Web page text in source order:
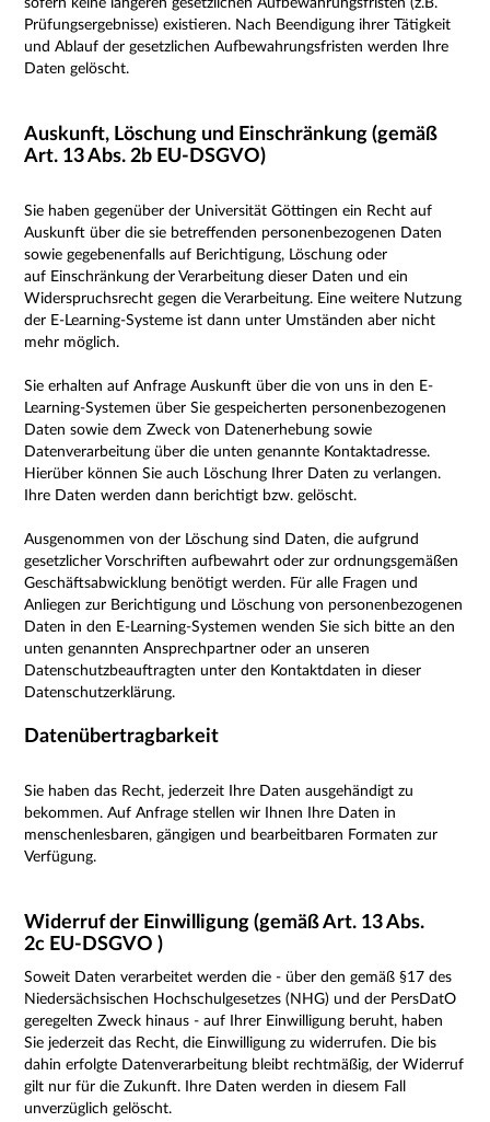
sofern keine längeren gesetzlichen Aufbewahrungsfristen (z.B.
Prüfungsergebnisse) existieren. Nach Beendigung ihrer Tätigkeit
und Ablauf der gesetzlichen Aufbewahrungsfristen werden Ihre
Daten gelöscht.
Auskunft, Löschung und Einschränkung (gemäß
Art. 13 Abs. 2b EU-DSGVO)
Sie haben gegenüber der Universität Göttingen ein Recht auf
Auskunft über die sie betreffenden personenbezogenen Daten
sowie gegebenenfalls auf Berichtigung, Löschung oder
auf Einschränkung der Verarbeitung dieser Daten und ein
Widerspruchsrecht gegen die Verarbeitung. Eine weitere Nutzung
der E-Learning-Systeme ist dann unter Umständen aber nicht
mehr möglich.
Sie erhalten auf Anfrage Auskunft über die von uns in den E-
Learning-Systemen über Sie gespeicherten personenbezogenen
Daten sowie dem Zweck von Datenerhebung sowie
Datenverarbeitung über die unten genannte Kontaktadresse.
Hierüber können Sie auch Löschung Ihrer Daten zu verlangen.
Ihre Daten werden dann berichtigt bzw. gelöscht.
Ausgenommen von der Löschung sind Daten, die aufgrund
gesetzlicher Vorschriften aufbewahrt oder zur ordnungsgemäßen
Geschäftsabwicklung benötigt werden. Für alle Fragen und
Anliegen zur Berichtigung und Löschung von personenbezogenen
Daten in den E-Learning-Systemen wenden Sie sich bitte an den
unten genannten Ansprechpartner oder an unseren
Datenschutzbeauftragten unter den Kontaktdaten in dieser
Datenschutzerklärung.
Datenübertragbarkeit
Sie haben das Recht, jederzeit Ihre Daten ausgehändigt zu
bekommen. Auf Anfrage stellen wir Ihnen Ihre Daten in
menschenlesbaren, gängigen und bearbeitbaren Formaten zur
Verfügung.
Widerruf der Einwilligung (gemäß Art. 13 Abs.
2c EU-DSGVO )
Soweit Daten verarbeitet werden die - über dengemäß §17 des
Niedersächsischen Hochschulgesetzes (NHG) und der PersDatO
geregelten Zweck hinaus -auf Ihrer Einwilligung beruht, haben
Sie jederzeit das Recht, die Einwilligung zu widerrufen. Die bis
dahin erfolgte Datenverarbeitung bleibt rechtmäßig, der Widerruf
gilt nur für die Zukunft. Ihre Daten werden in diesem Fall
unverzüglich gelöscht.